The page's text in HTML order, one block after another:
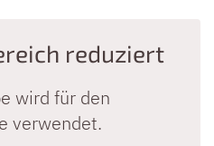
reduziert
wird für den
verwendet.